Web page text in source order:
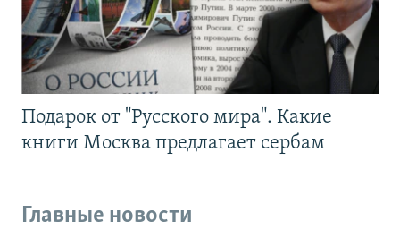
Подарок от "Русского мира". Какие
книги Москва предлагает сербам
Главные новости